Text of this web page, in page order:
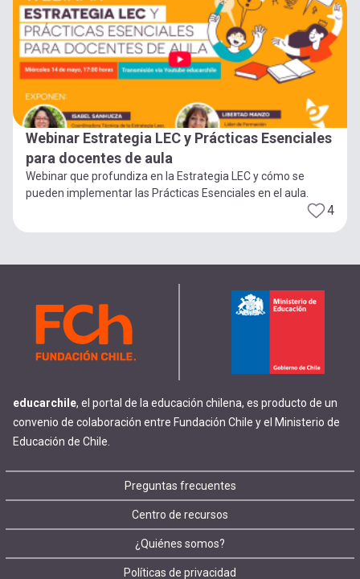
Webinar Estrategia LEC y Prácticas Esenciales
para docentes de aula
Webinar que profundiza en la Estrategia LEC y cómo se
pueden implementar las Prácticas Esenciales en el aula.
4
educarchile, el portal de la educación chilena, es producto de un
convenio de colaboración entre Fundación Chile y el Ministerio de
Educación de Chile.
Footer
menu
Preguntas frecuentes
Centro de recursos
¿Quiénes somos?
Políticas de privacidad